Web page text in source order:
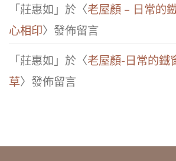
「莊惠如 」於〈老屋顏 – 日常的
心相印〉發佈留言
「莊惠如 」於〈老屋顏-日常的鐵
草〉發佈留言